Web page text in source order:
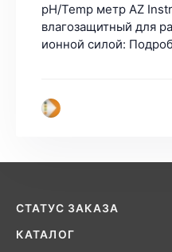
pH/Temp метр AZ
влагозащитный для
ионной силой:
СТАТУС ЗАКАЗА
КАТАЛОГ